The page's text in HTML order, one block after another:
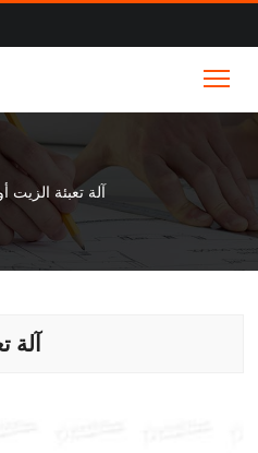
آلة تعبئة الزيت
آلة